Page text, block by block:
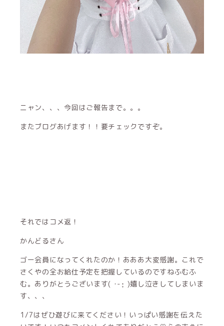
ニャン、、、今回はご報告まで。。。
またブログあげます！！要チェックですぞ。
それではコメ返！
かんどるさん
ゴー会員になってくれたのか！あああ大変感謝。これで
さくやの全お給仕予定を把握しているのですねふむふ
む。ありがとうございます( ･-･̥ )嬉し泣きしてしまいま
す、、、
1/7はぜひ遊びに来てください！いっぱい感謝を伝えた